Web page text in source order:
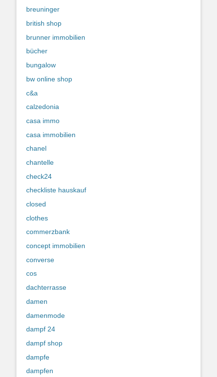
breuninger
british shop
brunner immobilien
bücher
bungalow
bw online shop
c&a
calzedonia
casa immo
casa immobilien
chanel
chantelle
check24
checkliste hauskauf
closed
clothes
commerzbank
concept immobilien
converse
cos
dachterrasse
damen
damenmode
dampf 24
dampf shop
dampfe
dampfen